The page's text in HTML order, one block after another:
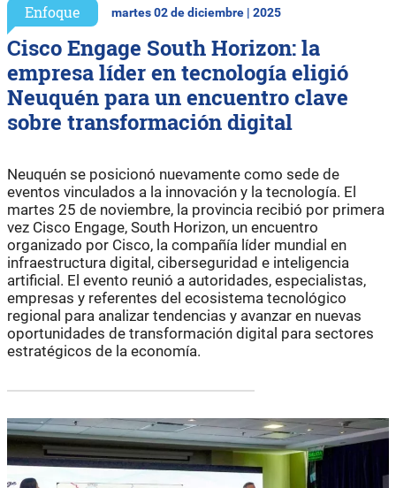
Enfoque martes 02 de diciembre | 2025
Cisco Engage South Horizon: la
empresa líder en tecnología eligió
Neuquén para un encuentro clave
sobre transformación digital
Neuquén se posicionó nuevamente como sede de
eventos vinculados a la innovación y la tecnología. El
martes 25 de noviembre, la provincia recibió por primera
vez Cisco Engage, South Horizon, un encuentro
organizado por Cisco, la compañía líder mundial en
infraestructura digital, ciberseguridad e inteligencia
artificial. El evento reunió a autoridades, especialistas,
empresas y referentes del ecosistema tecnológico
regional para analizar tendencias y avanzar en nuevas
oportunidades de transformación digital para sectores
estratégicos de la economía.